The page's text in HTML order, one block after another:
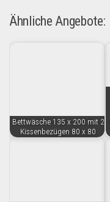
Ähnliche Angebote:
Bettwäsche 135 x 200 mit 2
Kissenbezügen 80 x 80